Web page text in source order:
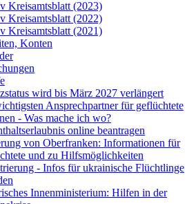
Kreisamtsblatt (2023)
Kreisamtsblatt (2022)
Kreisamtsblatt (2021)
Konten
wird bis März 2027 verlängert
Ansprechpartner für geflüchtete
- Was mache ich wo?
online beantragen
von Oberfranken: Informationen für
und zu Hilfsmöglichkeiten
- Infos für ukrainische Flüchtlinge
Innenministerium: Hilfen in der